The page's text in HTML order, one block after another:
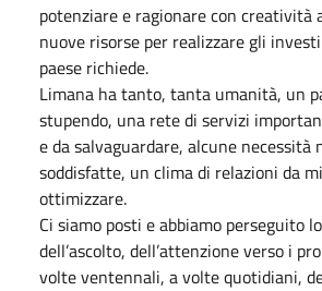
potenziare e ragionare con creatività
nuove risorse per realizzare gli
paese richiede.
Limana ha tanto, tanta umanità, un
stupendo, una rete di servizi
e da salvaguardare, alcune
soddisfatte, un clima di relazioni da
ottimizzare.
Ci siamo posti e abbiamo perseguito
dell’ascolto, dell’attenzione verso i
volte ventennali, a volte quotidiani,